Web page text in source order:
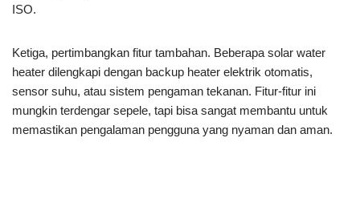
ISO.
Ketiga, pertimbangkan fitur tambahan. Beberapa solar water
heater dilengkapi dengan backup heater elektrik otomatis,
sensor suhu, atau sistem pengaman tekanan. Fitur-fitur ini
mungkin terdengar sepele, tapi bisa sangat membantu untuk
memastikan pengalaman pengguna yang nyaman dan aman.